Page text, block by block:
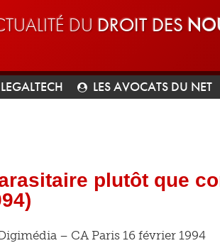
DU DROIT DES
LEGALTECH LES AVOCATS DU NET
plutôt que
– CA Paris 16 février 1994